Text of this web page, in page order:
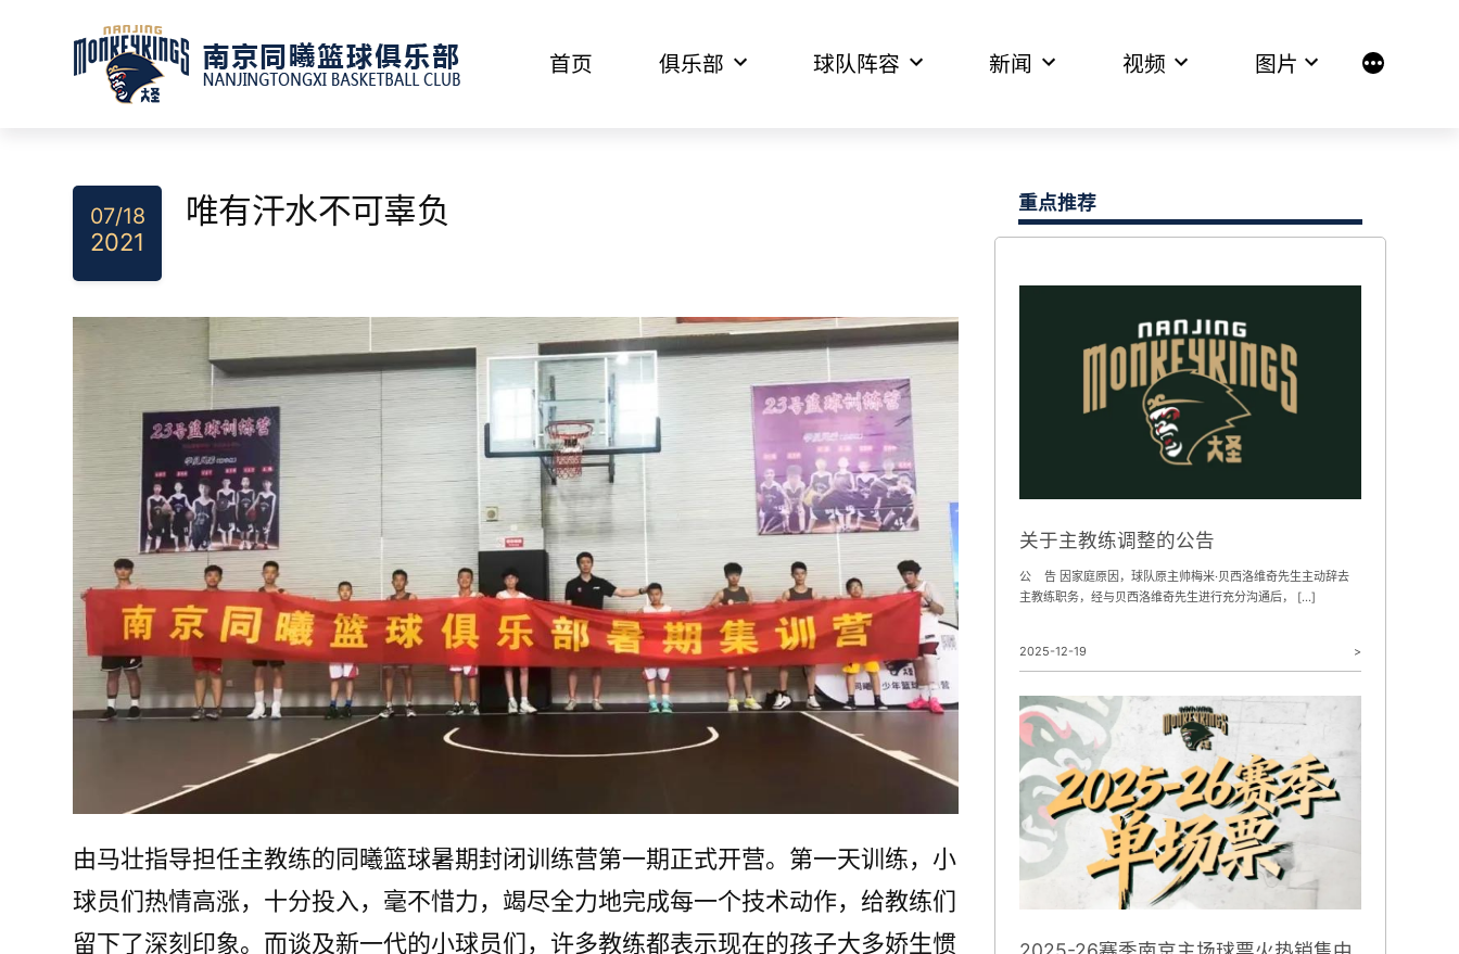
首页 俱乐部 球队阵容 新闻 视频 图片 More
07/18
2021
唯有汗水不可辜负
由马壮指导担任主教练的同曦篮球暑期封闭训练营第一期正式开营。第一天训练，小
球员们热情高涨，十分投入，毫不惜力，竭尽全力地完成每一个技术动作，给教练们
留下了深刻印象。而谈及新一代的小球员们，许多教练都表示现在的孩子大多娇生惯
重点推荐
关于主教练调整的公告
公 告 因家庭原因，球队原主帅梅米·贝西洛维奇先生主动辞去
主教练职务，经与贝西洛维奇先生进行充分沟通后， […]
2025-12-19 >